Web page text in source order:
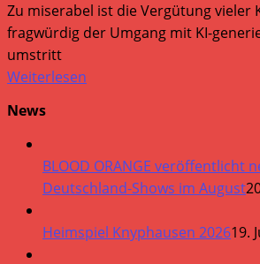
Zu miserabel ist die Vergütung vieler
fragwürdig der Umgang mit KI-
umstritt
Weiterlesen
News
BLOOD ORANGE veröffentlicht
Deutschland-Shows im August
Heimspiel Knyphausen 202619.